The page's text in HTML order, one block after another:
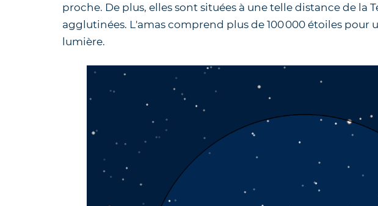
proche. De plus, elles sont situées à une telle distance de la
agglutinées. L'amas comprend plus de 100 000 étoiles pour
lumière.